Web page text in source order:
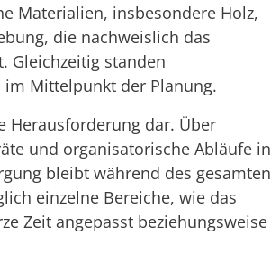
Materialien, insbesondere Holz,
die nachweislich das
Gleichzeitig standen
Mittelpunkt der Planung.
Herausforderung dar. Über
und organisatorische Abläufe in
bleibt während des gesamten
einzelne Bereiche, wie das
Zeit angepasst beziehungsweise